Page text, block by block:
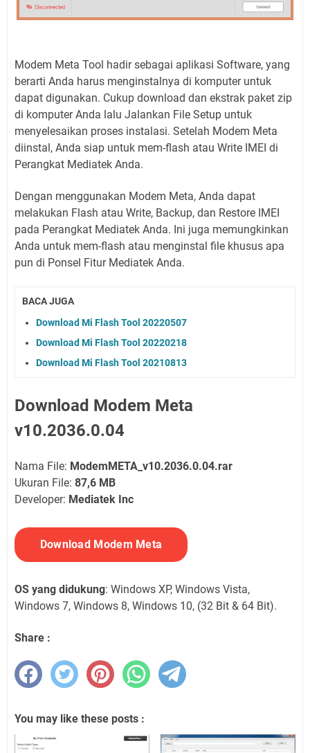
Modem Meta Tool hadir sebagai aplikasi Software, yang
berarti Anda harus menginstalnya di komputer untuk
dapat digunakan. Cukup download dan ekstrak paket zip
di komputer Anda lalu Jalankan File Setup untuk
menyelesaikan proses instalasi. Setelah Modem Meta
diinstal, Anda siap untuk mem-flash atau Write IMEI di
Perangkat Mediatek Anda.
Dengan menggunakan Modem Meta, Anda dapat
melakukan Flash atau Write, Backup, dan Restore IMEI
pada Perangkat Mediatek Anda. Ini juga memungkinkan
Anda untuk mem-flash atau menginstal file khusus apa
pun di Ponsel Fitur Mediatek Anda.
BACA JUGA
Download Mi Flash Tool 20220507
Download Mi Flash Tool 20220218
Download Mi Flash Tool 20210813
Download Modem Meta
v10.2036.0.04
Nama File: ModemMETA_v10.2036.0.04.rar
Ukuran File: 87,6 MB
Developer: Mediatek Inc
Download Modem Meta
OS yang didukung: Windows XP, Windows Vista,
Windows 7, Windows 8, Windows 10, (32 Bit & 64 Bit).
Share :
You may like these posts :